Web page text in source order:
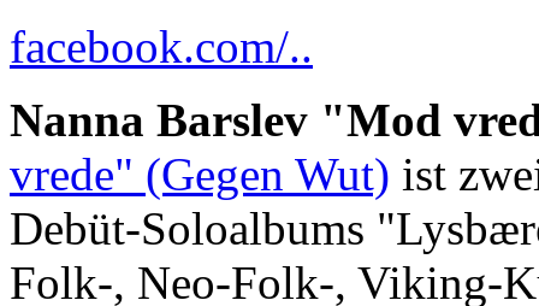
facebook.com/..
Nanna Barslev "Mod
vrede" (Gegen Wut) ist
Debüt-Soloalbums
Folk-, Neo-Folk-, Viking-